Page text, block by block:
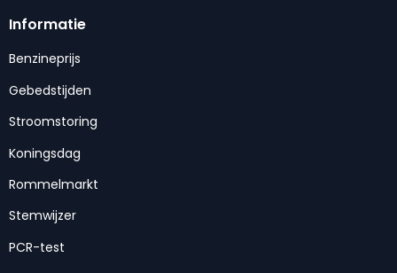
Informatie
Benzineprijs
Gebedstijden
Stroomstoring
Koningsdag
Rommelmarkt
Stemwijzer
PCR-test